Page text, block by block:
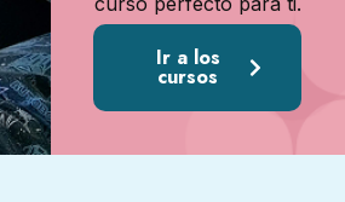
Ir a los
cursos